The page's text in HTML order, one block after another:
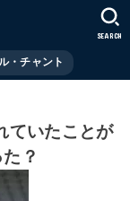
・チャント
SEARCH
ていたことが
？